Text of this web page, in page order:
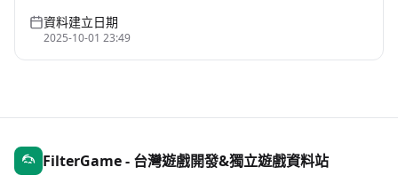
資料建立日期
2025-10-01 23:49
FilterGame - 台灣遊戲開發&獨立遊戲資料站